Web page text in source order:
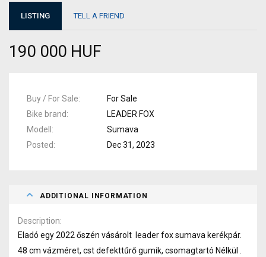
LISTING TELL A FRIEND
190 000 HUF
Buy / For Sale
For Sale
Bike brand
LEADER FOX
Modell
Sumava
Posted
Dec 31, 2023
ADDITIONAL INFORMATION
Description
Eladó egy 2022 őszén vásárolt leader fox sumava kerékpár.
48 cm vázméret, cst defekttűrő gumik, csomagtartó Nélkül .